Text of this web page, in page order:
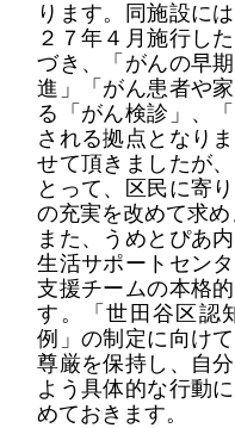
ります。
同施設に
２７年４月施行した
づき 、
「がんの早
進」「がん患者や
る
「 がん検診 」 、 「
される拠点 となり
せて頂きましたが、
とって、
区民に寄
の充実を改めて求め
また 、 うめとぴあ
生活サポートセンタ
支援チームの本格
す。
「世田谷区
例」の制定に向け
尊厳を保持し、自
よう具体的な行動
めておき ます。